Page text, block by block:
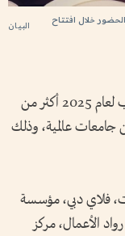
البيان
خلال افتتاح
استضافت دورة مهرجان طيران الإمارات للآداب لعام 2025 أكثر من
من جامعات عالمية، وذلك
فلاي دبي، مؤسسة
الأعمال، مركز